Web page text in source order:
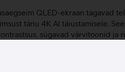
QLED-ekraan tagavad
tänu 4K AI täiustamisele.
sügavad värvitoonid
ja tõetruu iga ereduse korral.
on mugav vaadata nii
andmekandjatelt pärit sisu.